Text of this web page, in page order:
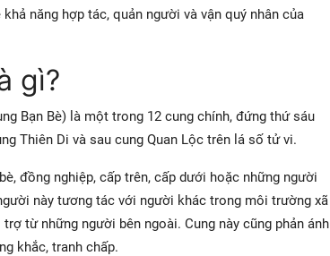
năng hợp tác, quản người và vận quý nhân của
gì?
Bạn Bè) là một trong 12 cung chính, đứng thứ sáu
Thiên Di và sau cung Quan Lộc trên lá số tử vi.
đồng nghiệp, cấp trên, cấp dưới hoặc những người
này tương tác với người khác trong môi trường xã
từ những người bên ngoài. Cung này cũng phản ánh
khắc, tranh chấp.